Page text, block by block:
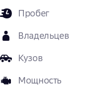
Пробег
Владельцев
Кузов
Мощность